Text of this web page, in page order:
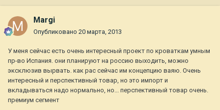
Margi
Опубликовано 20 марта, 2013
У меня сейчас есть очень интересный проект по кроваткам умным
пр-во Испания. они планируют на россию выходить, можно
эксклюзив вырвать. как рас сейчас им концепцию ваяю. Очень
интересный и перспективный товар, но это импорт и
вкладываться надо нормально, но... перспективный товар очень.
премиум сегмент